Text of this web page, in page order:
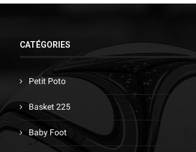
CATÉGORIES
Petit Poto
Basket 225
Baby Foot